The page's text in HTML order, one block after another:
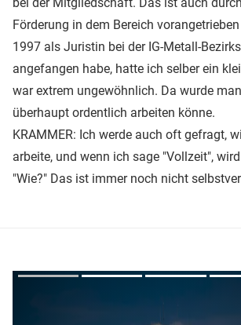
Förderung in dem Bereich
1997 als Juristin bei der IG-Metall-
angefangen habe, hatte ich selber ein
war extrem ungewöhnlich. Da wurde
überhaupt ordentlich arbeiten könne.
KRAMMER: Ich werde auch oft gefragt,
arbeite, und wenn ich sage "Vollzeit",
"Wie?" Das ist immer noch nicht